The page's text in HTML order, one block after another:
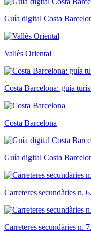
Guía digital Costa
Vallès Oriental
Costa Barcelona: guía
Costa Barcelona
Guía digital Costa
Carreteres secundàries n.
Carreteres secundàries n.